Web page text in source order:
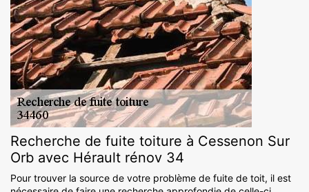
Recherche de fuite toiture à Cessenon Sur
Orb avec Hérault rénov 34
Pour trouver la source de votre problème de fuite de toit, il est